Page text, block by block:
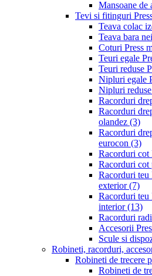
Mansoane de
Tevi si fitinguri
Teava colac
Teava bara
Coturi Press
Teuri egale
Teuri reduse
Nipluri egale
Nipluri
Racorduri
Racorduri
olandez (3)
Racorduri
eurocon (3)
Racorduri cot
Racorduri cot
Racorduri teu
exterior(7)
Racorduri teu
interior(13)
Racorduri
Accesorii
Scule si
Robineti, racorduri,
Robineti de trecere
Robineti de